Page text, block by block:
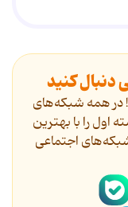
دنبال کنید
در همه شبکه‌های
اول را با بهترین
شبکه‌های اجتماعی